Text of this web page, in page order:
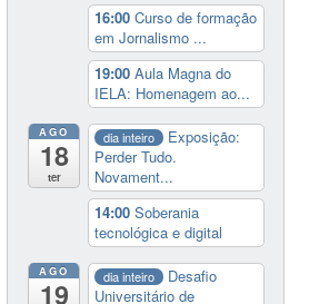
16:00Curso de formação
em Jornalismo ...
19:00Aula Magna do
IELA: Homenagem ao...
AGO
18
ter
dia inteiro
Exposição:
Perder Tudo.
Novament...
14:00Soberania
tecnológica e digital
AGO
19
dia inteiro
Desafio
Universitário de